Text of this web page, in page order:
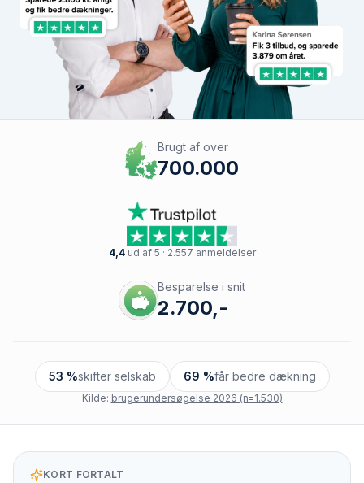
Brugt af over
700.000
4,4ud af 5 · 2.557 anmeldelser
Besparelse i snit
2.700,-
53 %skifter selskab 69 %får bedre dækning
Kilde: brugerundersøgelse 2026 (n=1.530)
KORT FORTALT